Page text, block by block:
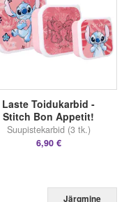
Laste Toidukarbid -
Stitch Bon Appetit!
Suupistekarbid (3 tk.)
6,90 €
Järgmine